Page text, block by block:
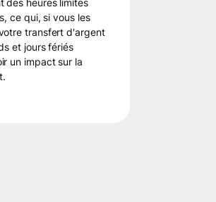
ce qui, si vous les
transfert d'argent
et jours fériés
un impact sur la